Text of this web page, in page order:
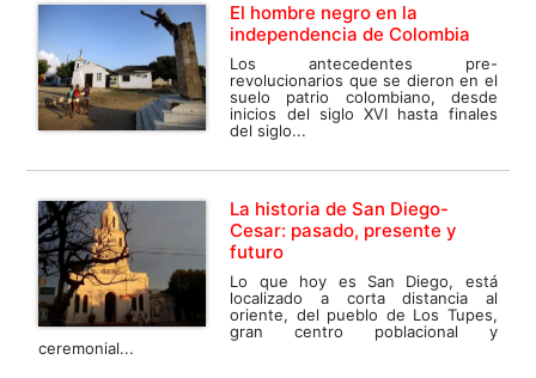
El hombre negro en la
independencia de Colombia
Los antecedentes pre-
revolucionarios que se dieron en el
suelo patrio colombiano, desde
inicios del siglo XVI hasta finales
del siglo...
La historia de San Diego-
Cesar: pasado, presente y
futuro
Lo que hoy es San Diego, está
localizado a corta distancia al
oriente, del pueblo de Los Tupes,
gran centro poblacional y
ceremonial...